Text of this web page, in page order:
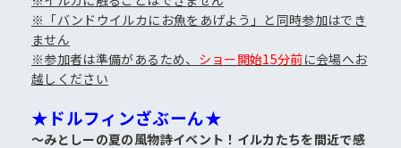
※「バンドウイルカにお魚をあげよう」と同時参加はでき
ません
※参加者は準備があるため、 ショー開始15分前に会場へお
越しください
★ドルフィンざぶーん★
～みとしーの夏の風物詩イベント！イルカたちを間近で感